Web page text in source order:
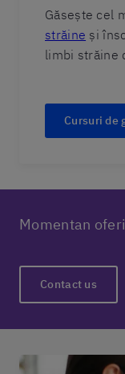
Găsește cel
străine și
limbi străine
Cursuri de
Momentan
Contact us